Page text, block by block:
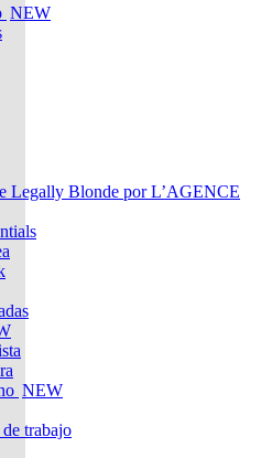
NEW
Legally Blonde por L’AGENCE
NEW
trabajo